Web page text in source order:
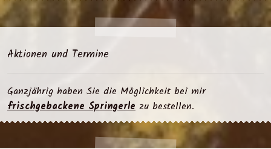
Aktionen und Termine
Ganzjährig haben Sie die Möglichkeit bei mir
frischgebackene Springerlezu bestellen.